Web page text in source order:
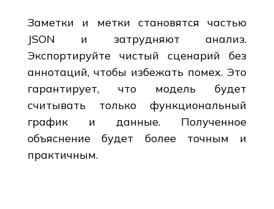
Заметки и метки становятся частью
JSON и затрудняют анализ.
Экспортируйте чистый сценарий без
аннотаций, чтобы избежать помех. Это
гарантирует, что модель будет
считывать только функциональный
график и данные. Полученное
объяснение будет более точным и
практичным.